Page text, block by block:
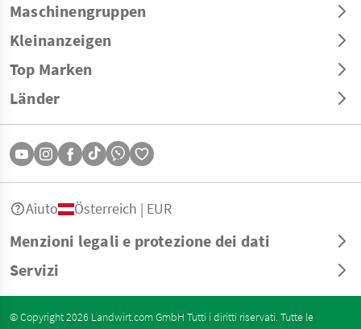
Maschinengruppen
Kleinanzeigen
Top Marken
Länder
Menzioni legali e protezione dei dati
Servizi
Aiuto Österreich | EUR
© Copyright 2026 Landwirt.com GmbH Tutti i diritti riservati. Tutte le